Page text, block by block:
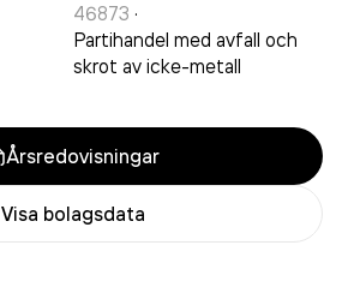
46873 ·
Partihandel med avfall och
skrot av icke-metall
Årsredovisningar
Visa bolagsdata